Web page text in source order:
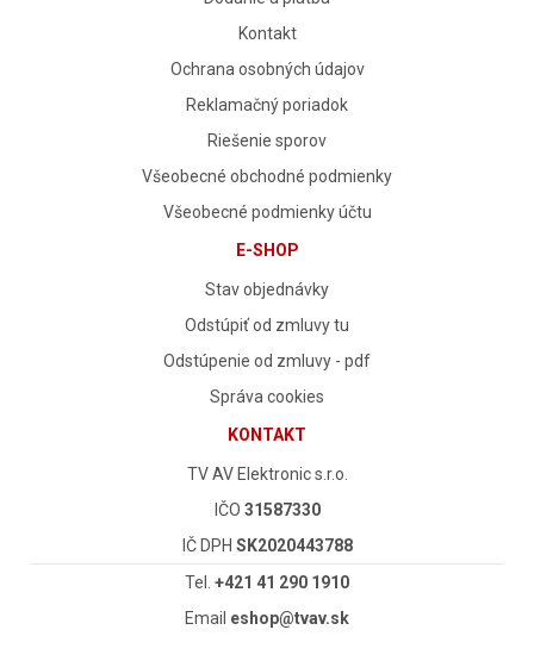
Kontakt
Ochrana osobných údajov
Reklamačný poriadok
Riešenie sporov
Všeobecné obchodné podmienky
Všeobecné podmienky účtu
E-SHOP
Stav objednávky
Odstúpiť od zmluvy tu
Odstúpenie od zmluvy - pdf
Správa cookies
KONTAKT
TV AV Elektronic s.r.o.
IČO 31587330
IČ DPH SK2020443788
Tel. +421 41 290 1910
Email eshop@tvav.sk